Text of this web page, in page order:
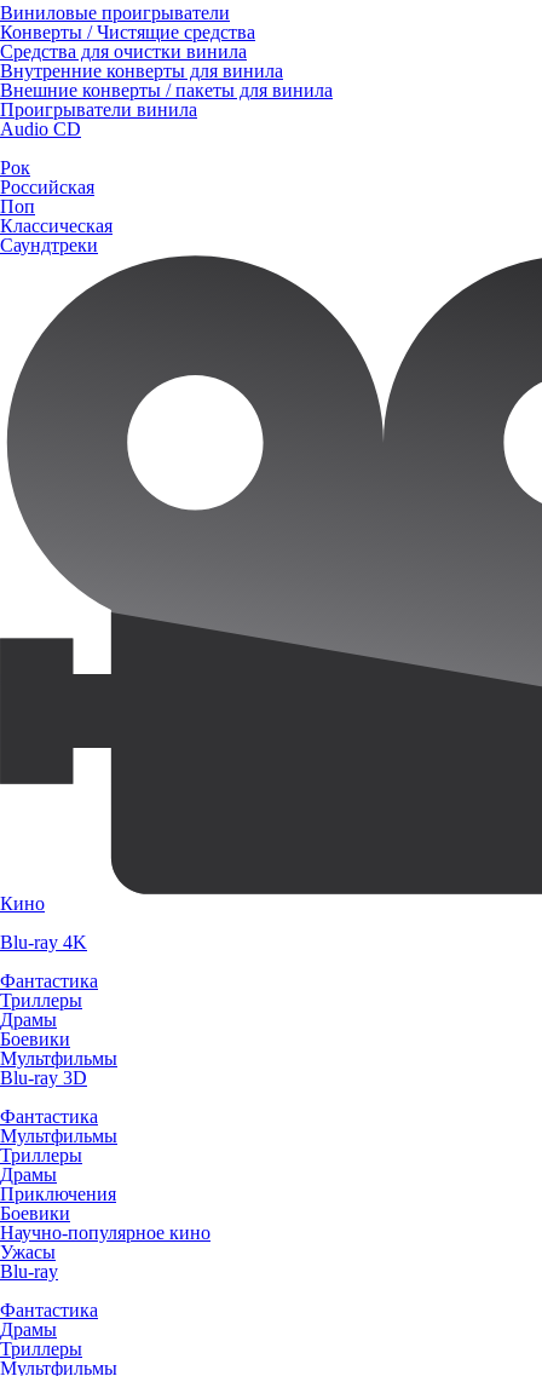
Виниловые проигрыватели
Конверты / Чистящие средства
Средства для очистки винила
Внутренние конверты для винила
Внешние конверты / пакеты для винила
Проигрыватели винила
Audio CD
Рок
Российская
Поп
Классическая
Саундтреки
Кино
Blu-ray 4K
Фантастика
Триллеры
Драмы
Боевики
Мультфильмы
Blu-ray 3D
Фантастика
Мультфильмы
Триллеры
Драмы
Приключения
Боевики
Научно-популярное кино
Ужасы
Blu-ray
Фантастика
Драмы
Триллеры
Мультфильмы